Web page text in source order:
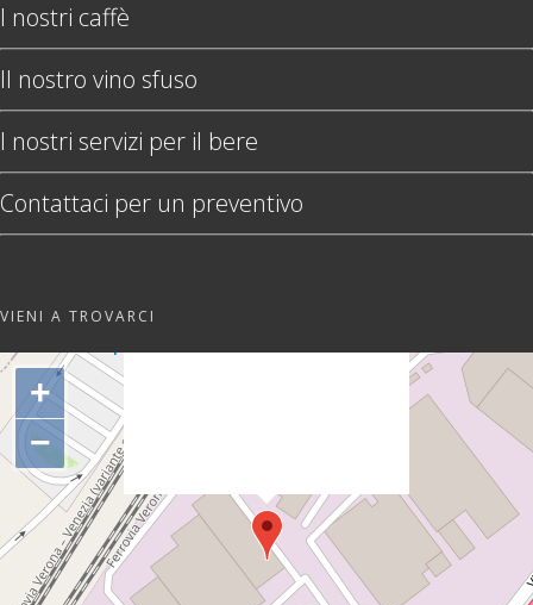
I nostri caffè
Il nostro vino sfuso
I nostri servizi per il bere
Contattaci per un preventivo
VIENI A TROVARCI
s=d.createElement('scr'+'ipt');
+
−